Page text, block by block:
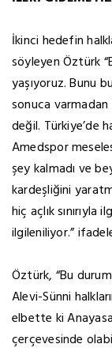
İkinci hedefin
söyleyen Öztürk
yaşıyoruz. Bunu
sonuca varmadan
değil. Türkiye’de
Amedspor
şey kalmadı ve
kardeşliğini
hiç açlık sınırıyla
ilgileniliyor.”
Öztürk, “Bu
Alevi-Sünni
elbette ki
çerçevesinde